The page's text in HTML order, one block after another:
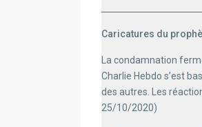
Caricatures du
La condamnation
Charlie Hebdo s’est
des autres. Les
25/10/2020)